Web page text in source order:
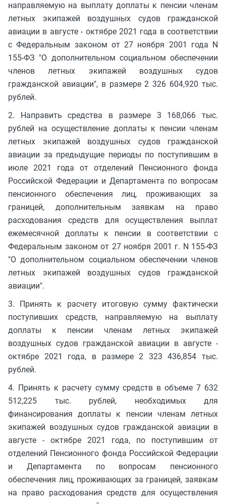
направляемую на выплату доплаты к пенсии членам
летных экипажей воздушных судов гражданской
авиации в августе - октябре 2021 года в соответствии
с Федеральным законом от 27 ноября 2001 года N
155-ФЗ "О дополнительном социальном обеспечении
членов летных экипажей воздушных судов
гражданской авиации", в размере 2 326 604,920 тыс.
рублей.
2. Направить средства в размере 3 168,066 тыс.
рублей на осуществление доплаты к пенсии членам
летных экипажей воздушных судов гражданской
авиации за предыдущие периоды по поступившим в
июле 2021 года от отделений Пенсионного фонда
Российской Федерации и Департамента по вопросам
пенсионного обеспечения лиц, проживающих за
границей, дополнительным заявкам на право
расходования средств для осуществления выплат
ежемесячной доплаты к пенсии в соответствии с
Федеральным законом от 27 ноября 2001 г. N 155-ФЗ
"О дополнительном социальном обеспечении членов
летных экипажей воздушных судов гражданской
авиации".
3. Принять к расчету итоговую сумму фактически
поступивших средств, направляемую на выплату
доплаты к пенсии членам летных экипажей
воздушных судов гражданской авиации в августе -
октябре 2021 года, в размере 2 323 436,854 тыс.
рублей.
4. Принять к расчету сумму средств в объеме 7 632
512,225 тыс. рублей, необходимых для
финансирования доплаты к пенсии членам летных
экипажей воздушных судов гражданской авиации в
августе - октябре 2021 года, по поступившим от
отделений Пенсионного фонда Российской Федерации
и Департамента по вопросам пенсионного
обеспечения лиц, проживающих за границей, заявкам
на право расходования средств для осуществления